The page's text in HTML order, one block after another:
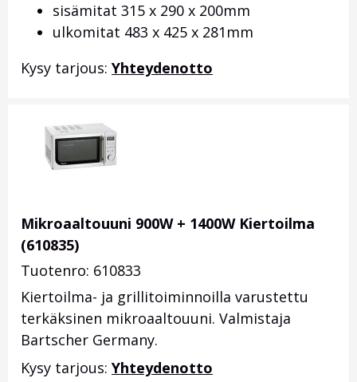
sisämitat 315 x 290 x 200mm
ulkomitat 483 x 425 x 281mm
Kysy tarjous: Yhteydenotto
Mikroaaltouuni 900W + 1400W Kiertoilma
(610835)
Tuotenro: 610833
Kiertoilma- ja grillitoiminnoilla varustettu
terkäksinen mikroaaltouuni. Valmistaja
Bartscher Germany.
Kysy tarjous: Yhteydenotto